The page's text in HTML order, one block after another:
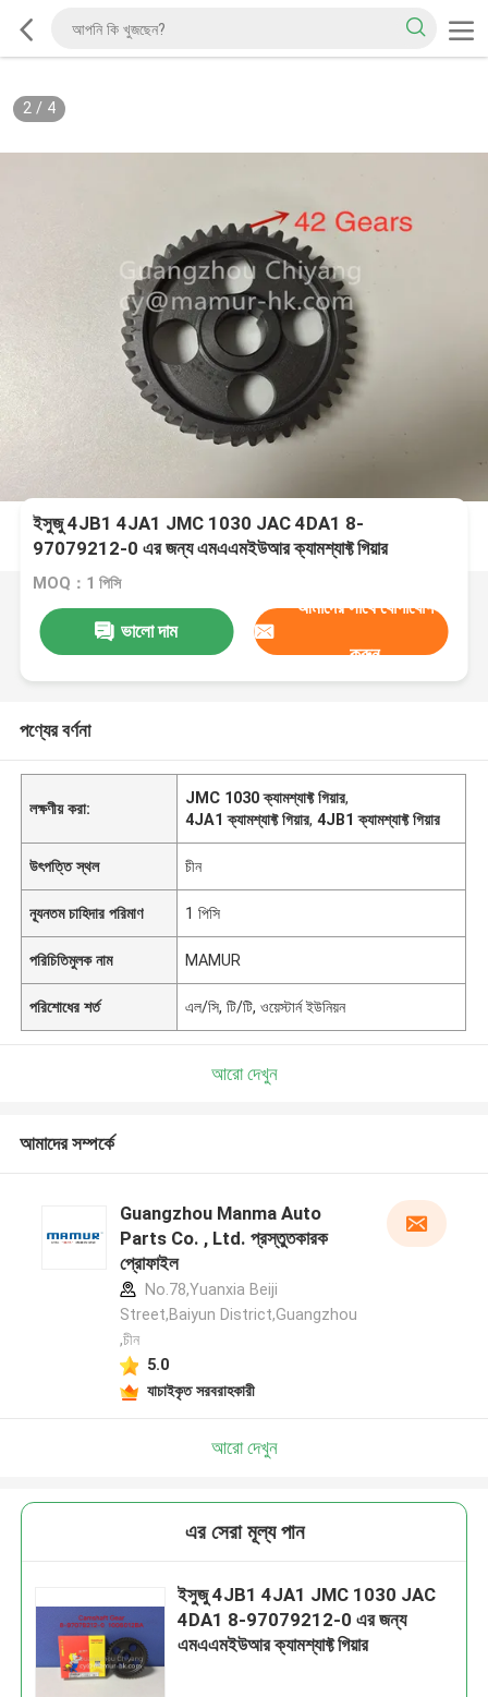
2/ 4
ইসুজু 4JB1 4JA1 JMC 1030 JAC 4DA1 8-
97079212-0 এর জন্য এমএএমইউআর ক্যামশ্যাফ্ট গিয়ার
MOQ：1 পিসি
ভালো দাম
আমাদের সাথে যোগাযোগ
করুন
পণ্যের বর্ণনা
লক্ষণীয় করা:
JMC 1030 ক্যামশ্যাফ্ট গিয়ার,
4JA1 ক্যামশ্যাফ্ট গিয়ার,4JB1 ক্যামশ্যাফ্ট গিয়ার
উৎপত্তি স্থল চীন
ন্যূনতম চাহিদার পরিমাণ 1 পিসি
পরিচিতিমুলক নাম MAMUR
পরিশোধের শর্ত এল/সি, টি/টি, ওয়েস্টার্ন ইউনিয়ন
আরো দেখুন
আমাদের সম্পর্কে
Guangzhou Manma Auto
Parts Co. , Ltd. প্রস্তুতকারক
প্রোফাইল
No.78,Yuanxia Beiji
Street,Baiyun District,Guangzhou
,চীন
5.0
যাচাইকৃত সরবরাহকারী
আরো দেখুন
এর সেরা মূল্য পান
ইসুজু 4JB1 4JA1 JMC 1030 JAC
4DA1 8-97079212-0 এর জন্য
এমএএমইউআর ক্যামশ্যাফ্ট গিয়ার